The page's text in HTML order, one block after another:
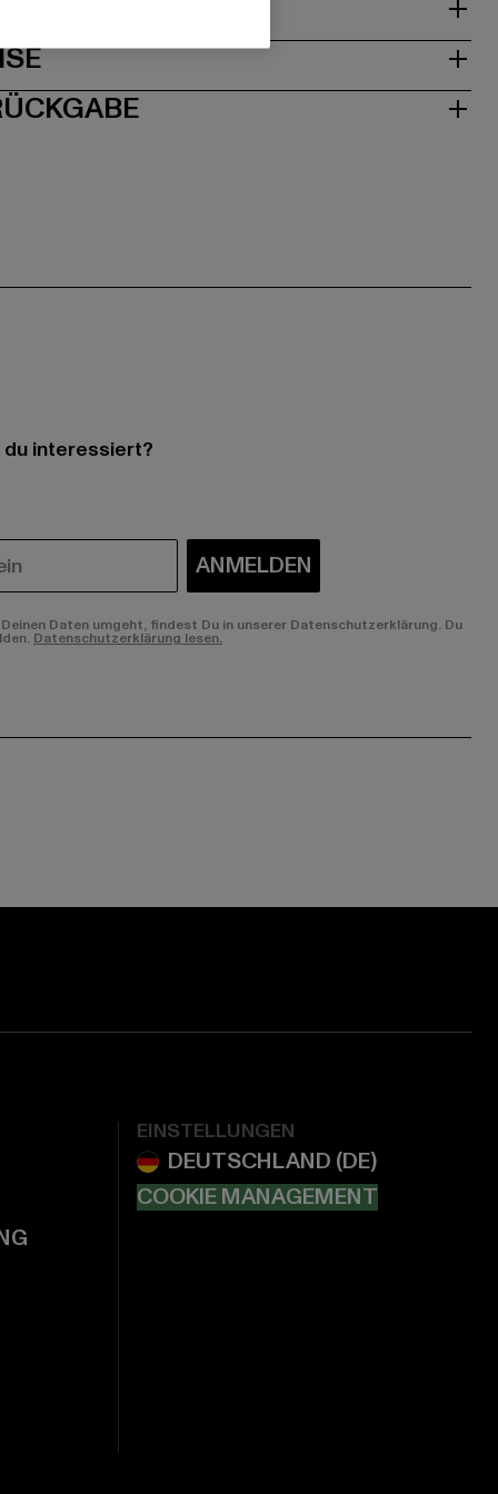
interessiert?
ANMELDEN
Daten umgeht, findest Du in unserer Datenschutzerklärung. Du
Datenschutzerklärung lesen.
EINSTELLUNGEN
COOKIE MANAGEMENT